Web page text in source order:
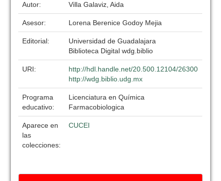
Autor: Villa Galaviz, Aida
Asesor: Lorena Berenice Godoy Mejia
Editorial:
Universidad de Guadalajara
Biblioteca Digital wdg.biblio
URI:
http://hdl.handle.net/20.500.12104/26300
http://wdg.biblio.udg.mx
Programa
educativo:
Licenciatura en Química
Farmacobiologica
Aparece en
las
colecciones:
CUCEI